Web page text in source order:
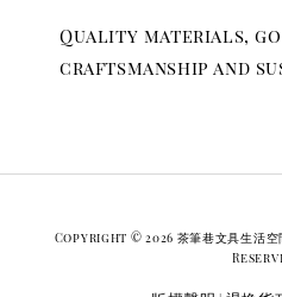
Quality materials,
craftsmanship and
Copyright © 2026 茶筆巷文具生活